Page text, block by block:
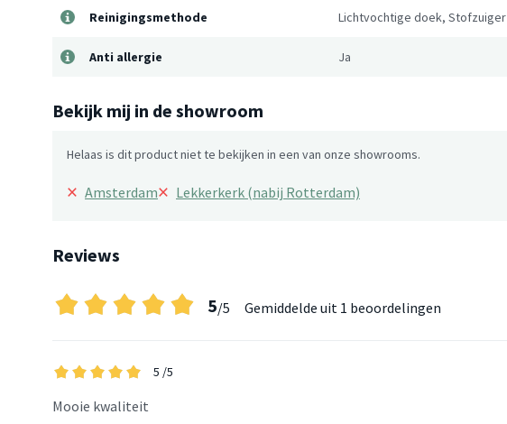
Reinigingsmethode Lichtvochtige doek, Stofzuiger
Anti allergie Ja
Bekijk mij in de showroom
Helaas is dit product niet te bekijken in een van onze showrooms.
× Amsterdam× Lekkerkerk (nabij Rotterdam)
Reviews
5/5 Gemiddelde uit 1 beoordelingen
5 /5
Mooie kwaliteit